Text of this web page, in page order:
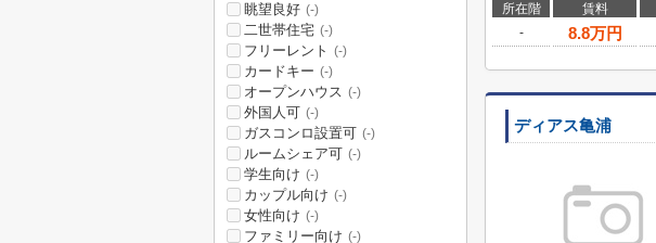
所在階 賃料
-
8.8万円
ディアス亀浦
眺望良好 (-)
二世帯住宅 (-)
フリーレント (-)
カードキー (-)
オープンハウス (-)
外国人可 (-)
ガスコンロ設置可 (-)
ルームシェア可 (-)
学生向け (-)
カップル向け (-)
女性向け (-)
ファミリー向け (-)